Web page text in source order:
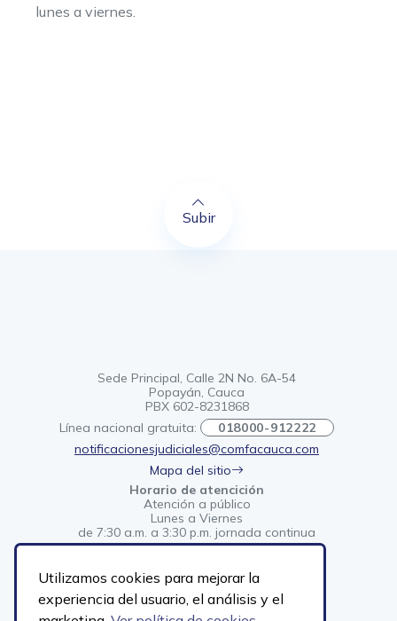
Utilizamos cookies para mejorar la
experiencia del usuario, el análisis y el
lunes a viernes.
Subir
Sede Principal, Calle 2N No. 6A-54
Popayán, Cauca
PBX 602-8231868
Línea nacional gratuita:
018000-912222
notificacionesjudiciales@comfacauca.com
Mapa del sitio
Horario de atencición
Atención a público
Lunes a Viernes
de 7:30 a.m. a 3:30 p.m. jornada continua